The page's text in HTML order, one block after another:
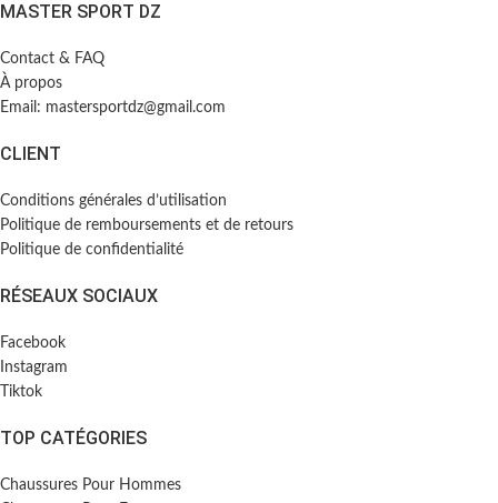
MASTER SPORT DZ
Contact & FAQ
À propos
Email: mastersportdz@gmail.com
CLIENT
Conditions générales d’utilisation
Politique de remboursements et de retours
Politique de confidentialité
RÉSEAUX SOCIAUX
Facebook
Instagram
Tiktok
TOP CATÉGORIES
Chaussures Pour Hommes